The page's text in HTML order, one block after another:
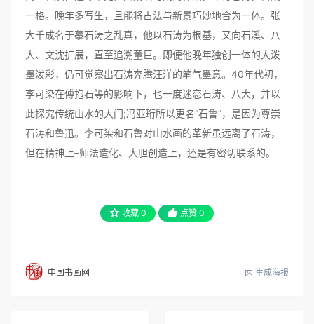
一格。晚年多写生，且能将古法与新景巧妙地合为一体。张
大千成名于摹石涛之乱真，他以石涛为根基，又向石溪、八
大、文沈扩展，直至追溯董巨。即便他晚年独创一体的大泼
墨泼彩，仍可觉察出石涛奔腾汪洋的笔气墨意。40年代初，
李可染在傅抱石等的影响下，也一度迷恋石涛、八大，并以
此探究传统山水的大门;冯亚珩所以更名“石鲁”，是因为尊崇
石涛和鲁迅。李可染和石鲁对山水画的革新虽远离了石涛，
但在精神上–师法造化、大胆创造上，还是有密切联系的。
收藏 0 点赞 0
中国书画网 生成海报